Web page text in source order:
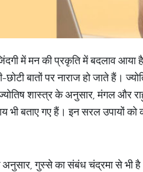
में मन की प्रकृति में बदलाव
बातों पर नाराज हो जाते हैं।
शास्त्र के अनुसार, मंगल और
भी बताए गए हैं। इन सरल उपायों
अनुसार, गुस्से का संबंध चंद्रमा से भी